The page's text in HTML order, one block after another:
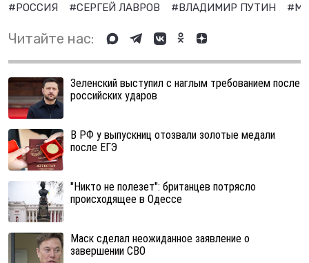
#РОССИЯ #СЕРГЕЙ ЛАВРОВ #ВЛАДИМИР ПУТИН
Читайте нас:
Зеленский выступил с наглым требованием после
российских ударов
В РФ у выпускниц отозвали золотые медали
после ЕГЭ
"Никто не полезет": британцев потрясло
происходящее в Одессе
Маск сделал неожиданное заявление о
завершении СВО